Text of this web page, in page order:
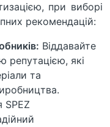
при виборі
рекомендацій:
Віддавайте
репутацією, які
та
SPEZ